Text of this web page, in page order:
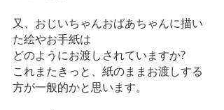
又、おじいちゃんおばあちゃんに描い
た絵やお手紙は
どのようにお渡しされていますか?
これまたきっと、紙のままお渡しする
方が一般的かと思います。